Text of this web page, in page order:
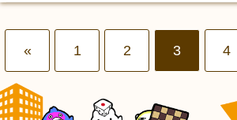
« 1 2 3 4